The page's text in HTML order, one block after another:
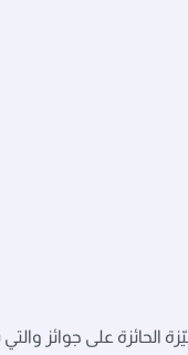
الحائزة على جوائز